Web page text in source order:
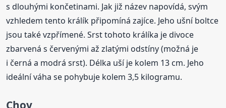
s dlouhými končetinami. Jak již název napovídá, svým
vzhledem tento králík připomíná zajíce. Jeho ušní boltce
jsou také vzpřímené. Srst tohoto králíka je divoce
zbarvená s červenými až zlatými odstíny (možná je
i černá a modrá srst). Délka uší je kolem 13 cm. Jeho
ideální váha se pohybuje kolem 3,5 kilogramu.
Chov